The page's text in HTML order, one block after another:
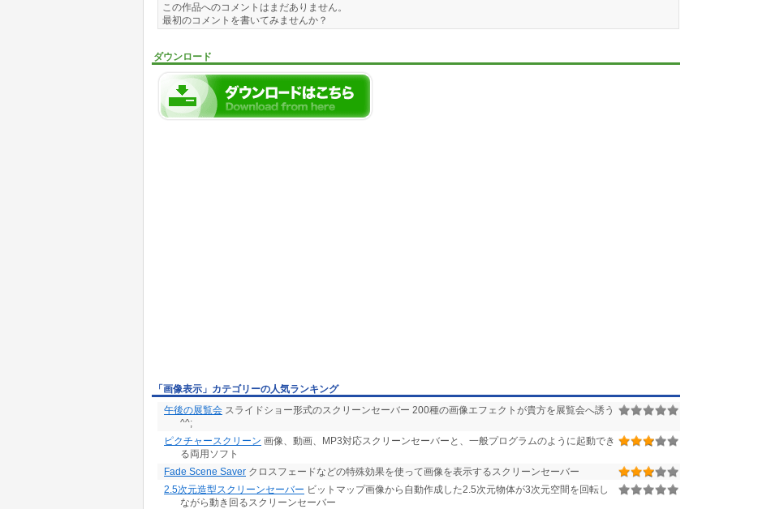
この作品へのコメントはまだありません。
最初のコメントを書いてみませんか？
ダウンロード
「画像表示」カテゴリーの人気ランキング
午後の展覧会 スライドショー形式のスクリーンセーバー 200種の画像エフェクトが貴方を展覧会へ誘う
^^;
ピクチャースクリーン 画像、動画、MP3対応スクリーンセーバーと、一般プログラムのように起動でき
る両用ソフト
Fade Scene Saver クロスフェードなどの特殊効果を使って画像を表示するスクリーンセーバー
2.5次元造型スクリーンセーバー ビットマップ画像から自動作成した2.5次元物体が3次元空間を回転し
ながら動き回るスクリーンセーバー